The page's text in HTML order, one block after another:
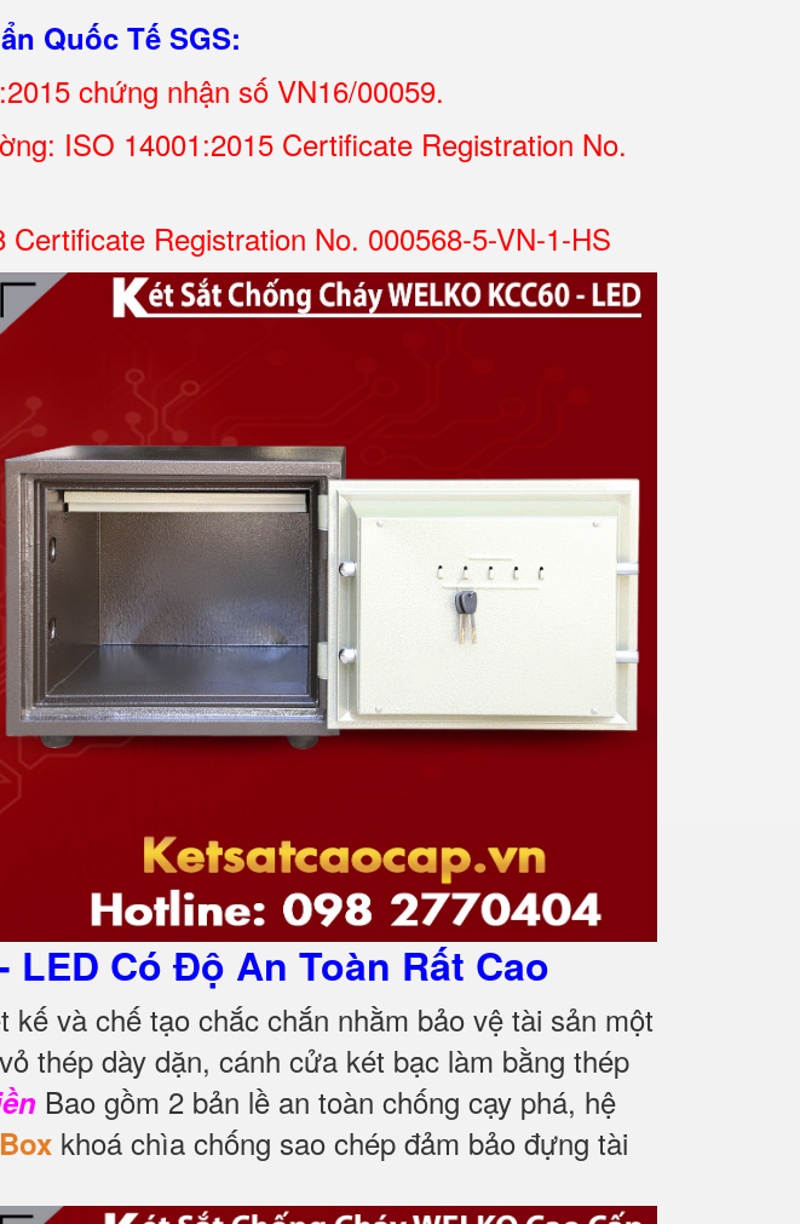
Quốc Tế SGS:
chứng nhận số VN16/00059.
ISO 14001:2015 Certificate Registration No.
Registration No. 000568-5-VN-1-HS
Có Độ An Toàn Rất Cao
kế và chế tạo chắc chắn nhằm bảo vệ tài sản một
thép dày dặn, cánh cửa két bạc làm bằng thép
Bao gồm 2 bản lề an toàn chống cạy phá, hệ
khoá chìa chống sao chép đảm bảo đựng tài